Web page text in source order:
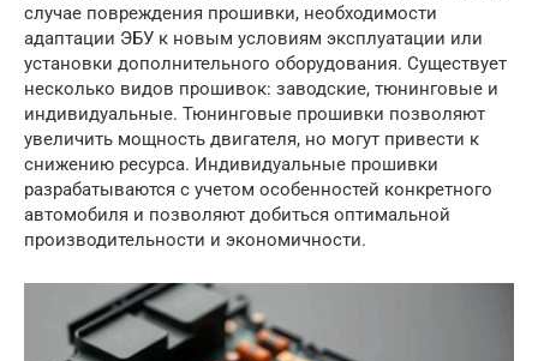
случае повреждения прошивки, необходимости
адаптации ЭБУ к новым условиям эксплуатации или
установки дополнительного оборудования. Существует
несколько видов прошивок: заводские, тюнинговые и
индивидуальные. Тюнинговые прошивки позволяют
увеличить мощность двигателя, но могут привести к
снижению ресурса. Индивидуальные прошивки
разрабатываются с учетом особенностей конкретного
автомобиля и позволяют добиться оптимальной
производительности и экономичности.